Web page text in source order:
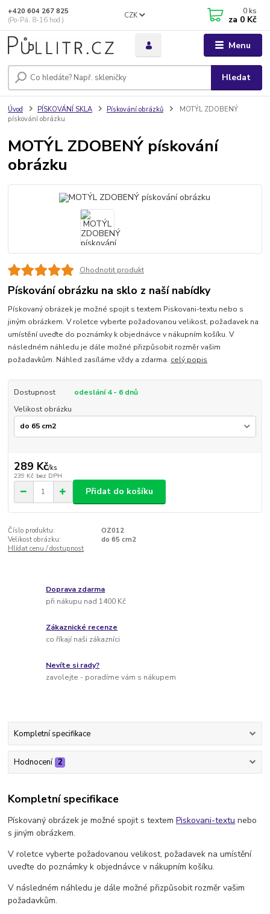
Menu
CZK
Hledat
+420 604 267 825
(Po-Pá, 8-16 hod.)
0 ks
za 0 Kč
Úvod PÍSKOVÁNÍ SKLA Pískování obrázků
MOTÝL ZDOBENÝ
pískování obrázku
MOTÝL ZDOBENÝ pískování
obrázku
Ohodnotit produkt
Pískování obrázku na sklo z naší nabídky
Pískovaný obrázek je možné spojit s textem Piskovani-textu nebo s
jiným obrázkem. V roletce vyberte požadovanou velikost, požadavek na
umístění uveďte do poznámky k objednávce v nákupním košíku. V
následném náhledu je dále možné přizpůsobit rozměr vašim
požadavkům. Náhled zasíláme vždy a zdarma. celý popis
Dostupnost
odeslání 4 - 6 dnů
Velikost obrázku
289 Kč/ks
239 Kč bez DPH
Přidat do košíku
Číslo produktu:
OZ012
Velikost obrázku:
do 65 cm2
Hlídat cenu / dostupnost
Doprava zdarma
při nákupu nad 1400 Kč
Zákaznické recenze
co říkají naši zákazníci
Nevíte si rady?
zavolejte - poradíme vám s nákupem
Kompletní specifikace
Hodnocení 2
Kompletní specifikace
Pískovaný obrázek je možné spojit s textemPiskovani-textu nebo
s jiným obrázkem.
V roletce vyberte požadovanou velikost, požadavek na umístění
uveďte do poznámky k objednávce v nákupním košíku.
V následném náhledu je dále možné přizpůsobit rozměr vašim
požadavkům.